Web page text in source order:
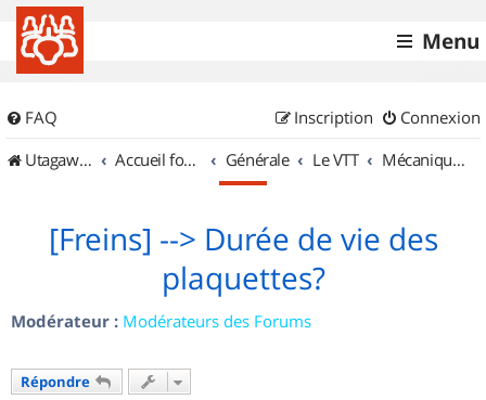
Menu
FAQ Connexion
Inscription
UtagawaVTT (Randos VTT et VTTAE avec traces GPS)
Accueil forum Générale Le VTT Mécanique et Entretiens
[Freins] --> Durée de vie des
plaquettes?
Modérateur : Modérateurs des Forums
Répondre